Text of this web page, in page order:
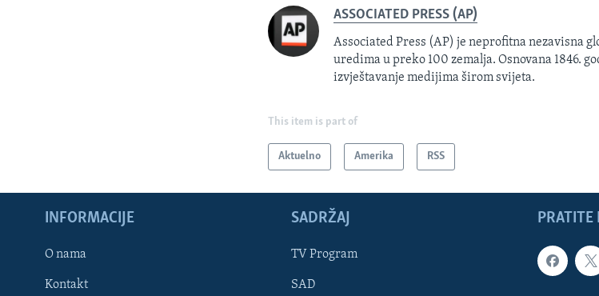
Learning English
ASSOCIATED PRESS (AP)
Associated Press (AP) je neprofitna nezavisna
uredima u preko 100 zemalja. Osnovana 1846.
izvještavanje medijima širom svijeta.
This item is part of
Aktuelno Amerika RSS
PRATITE
INFORMACIJE
O nama
Kontakt
SADRŽAJ
TV Program
SAD